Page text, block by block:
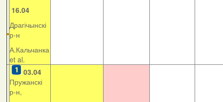
16.04
Драгічынскі
р-н
А.Кальчанка
et al.
03.04
Пружанскі
р-н,